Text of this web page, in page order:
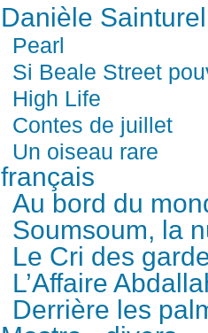
Danièle Sainturel
Pearl
Si Beale Street
High Life
Contes de juillet
Un oiseau rare
français
Au bord du
Soumsoum, la
Le Cri des
L’Affaire
Derrière les